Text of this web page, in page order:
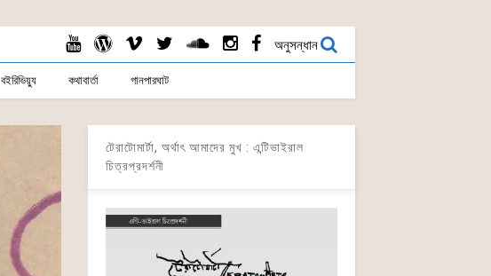
অনুসন্ধান
বইরিভিয়্যু কথাবার্তা গানপারঘাট
টেরাটোমার্টা, অর্থাৎ আমাদের মুখ : এন্টিভাইরাল
চিত্রপ্রদর্শনী